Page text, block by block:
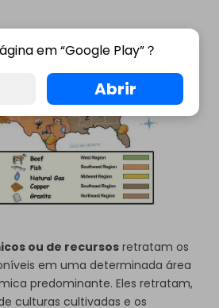
ou de recursos retratam os
em uma determinada área
predominante. Eles retratam,
culturas cultivadas e os
em “Google Play”？
Abrir